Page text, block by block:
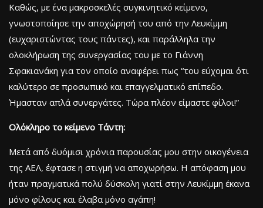
Καθώς, με ένα μακροσκελές συγκινητικό κείμενο,
γνωστοποίησε την αποχώρησή του από την Λευκίμμη
(ευχαριστώντας τους πάντες), και παράλληλα την
ολοκλήρωση της συνεργασίας του με το Γιάννη
Σφακιανάκη για τον οποίο αναφέρει πως “του εύχομαι ότι
καλύτερο σε προσωπικό και επαγγελματικό επίπεδο.
Ήμασταν απλά συνεργάτες. Τώρα πλέον είμαστε φίλοι!”
Ολόκληρο το κείμενο Τάντη:
Μετά από δυόμισι χρόνια παρουσίας μου στην οικογένεια
της ΑΕΛ, έφτασε η στιγμή να αποχωρήσω. Η απόφαση μου
ήταν πραγματικά πολύ δύσκολη γιατί στην Λευκίμμη έκανα
μόνο φίλους και έλαβα μόνο αγάπη!